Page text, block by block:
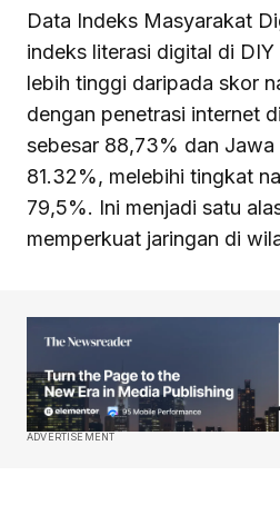
Data Indeks Masyarakat
indeks literasi digital di
lebih tinggi daripada skor
dengan penetrasi internet
sebesar 88,73% dan Jawa
81.32%, melebihi tingkat
79,5%. Ini menjadi satu
memperkuat jaringan di
ADVERTISEMENT